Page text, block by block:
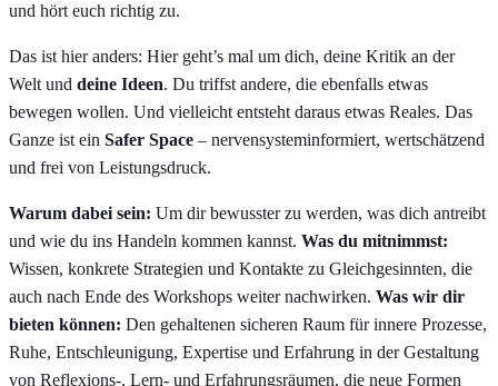
und hört euch richtig zu.
Das ist hier anders: Hier geht’s mal um dich, deine Kritik an der
Welt und deine Ideen. Du triffst andere, die ebenfalls etwas
bewegen wollen. Und vielleicht entsteht daraus etwas Reales. Das
Ganze ist ein Safer Space – nervensysteminformiert, wertschätzend
und frei von Leistungsdruck.
Warum dabei sein: Um dir bewusster zu werden, was dich antreibt
und wie du ins Handeln kommen kannst. Was du mitnimmst:
Wissen, konkrete Strategien und Kontakte zu Gleichgesinnten, die
auch nach Ende des Workshops weiter nachwirken. Was wir dir
bieten können: Den gehaltenen sicheren Raum für innere Prozesse,
Ruhe, Entschleunigung, Expertise und Erfahrung in der Gestaltung
von Reflexions-, Lern- und Erfahrungsräumen, die neue Formen